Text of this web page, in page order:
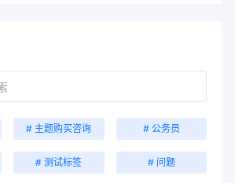
# 主题购买咨询 # 公务员
# 测试标签 # 问题